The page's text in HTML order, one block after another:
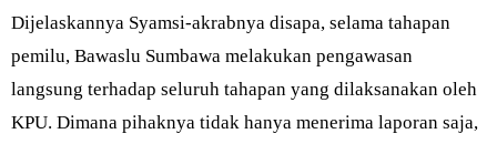
Dijelaskannya Syamsi-akrabnya disapa, selama tahapan
pemilu, Bawaslu Sumbawa melakukan pengawasan
langsung terhadap seluruh tahapan yang dilaksanakan oleh
KPU. Dimana pihaknya tidak hanya menerima laporan saja,